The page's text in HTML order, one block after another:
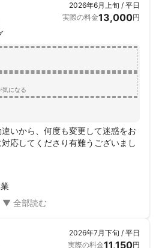
2026年6月上旬 / 平日
実際の料金13,000円
気になる
いから、何度も変更して迷惑をお
応してくださり有難うございまし
した汚れも沢山付いてきたので、
ました。
がうまく行かず、大家の依頼で地
2026年7月下旬 / 平日
実際の料金11,150円